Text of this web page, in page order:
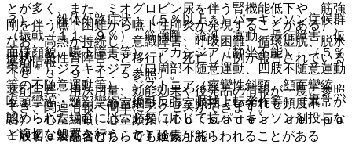
３）． 錐体外路症状：（５％以上＊）パーキンソン症候群
（振戦（１１．９％）、筋強剛、流涎、寡動、歩行障害、仮
面様顔貌、嚥下障害等）、アカシジア（静坐不能）、（５％
未満＊）ジスキネジア（口周部不随意運動、四肢不随意運動
等の不随意運動等）、ジストニア（痙攣性斜頸、顔面攣縮・
喉頭攣縮・頸部攣縮、後弓反張、眼球上転発作等）［異常が
認められた場合には、必要に応じて抗パーキンソン剤投与な
ど適切な処置を行うこと］。
とが多く、また、ミオグロビン尿を伴う腎機能低下や、筋強
剛を伴う嚥下困難から嚥下性肺炎が発現することがある）、
なお、高熱が持続し、意識障害、呼吸困難、循環虚脱、脱水
症状、急性腎障害へと移行し、死亡した例が報告されている
〔８．３、９．１．５参照〕。
１１．１．２． 心室細動、心室頻拍（いずれも頻度不
明）：心室細動、心室頻拍（Ｔｏｒｓａｄｅｓ ｄｅ ｐｏ
ｉｎｔｅｓを含む）、ＱＴ延長があらわれることがある
薬剤情報
薬剤写真、用法用量、効能効果や後発品の情報が一度に参照
でき、関連情報へ簡単にアクセスができます。
一般名、製品名どちらでも検索可能！